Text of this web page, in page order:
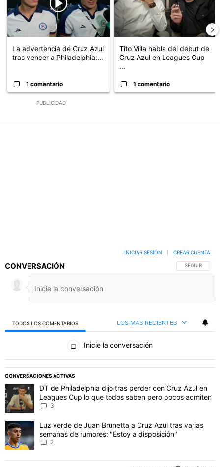
PUBLICIDAD
La advertencia de Cruz Azul
tras vencer a Philadelphia:...
1 comentario
Tito Villa habla del debut de
Cruz Azul en Leagues Cup
...
1 comentario
CONVERSACIÓN SIGA ESTA
SEGUIR
INICIAR SESIÓN CREAR CUENTA
TODOS LOS COMENTARIOS LOS MÁS RECIENTES
Todos los comentarios
Inicie la conversación
CONVERSACIONES ACTIVAS
Este listado muestra los artículos con más comentarios en los
Un artículo de tendencia con el título "DT de Philadelphia dijo
DT de Philadelphia dijo tras perder con Cruz Azul en
Leagues Cup lo que todos saben pero pocos admiten
3
Un artículo de tendencia con el título "Luz verde de Juan
Luz verde de Juan Brunetta a Cruz Azul tras varias
semanas de rumores: "Estoy a disposición"
2